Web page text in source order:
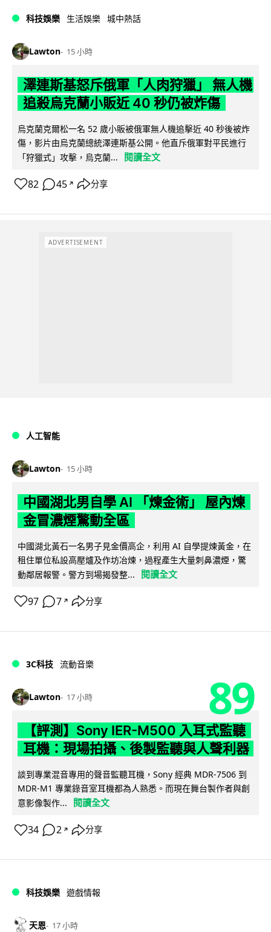
科技娛樂 生活娛樂 城中熱話
Lawton 15 小時
澤連斯基怒斥俄軍「人肉狩獵」 無人機
追殺烏克蘭小販近 40 秒仍被炸傷
烏克蘭克爾松一名 52 歲小販被俄軍無人機追擊近 40 秒後被炸
傷，影片由烏克蘭總統澤連斯基公開。他直斥俄軍對平民進行
「狩獵式」攻擊，烏克蘭...
閱讀全文
82 45 ↗ 分享
ADVERTISEMENT
人工智能
Lawton 15 小時
中國湖北男自學 AI 「煉金術」 屋內煉
金冒濃煙驚動全區
中國湖北黃石一名男子見金價高企，利用 AI 自學提煉黃金，在
租住單位私設高壓爐及作坊冶煉，過程產生大量刺鼻濃煙，驚
動鄰居報警。警方到場揭發整...
閱讀全文
97 7 ↗ 分享
3C科技 流動音樂
Lawton 17 小時 89
【評測】Sony IER-M500 入耳式監聽
耳機：現場拍攝、後製監聽與人聲利器
談到專業混音專用的聲音監聽耳機，Sony 經典 MDR-7506 到
MDR-M1 專業錄音室耳機都為人熟悉。而現在舞台製作者與創
意影像製作...
閱讀全文
34 2 ↗ 分享
科技娛樂 遊戲情報
天恩 17 小時